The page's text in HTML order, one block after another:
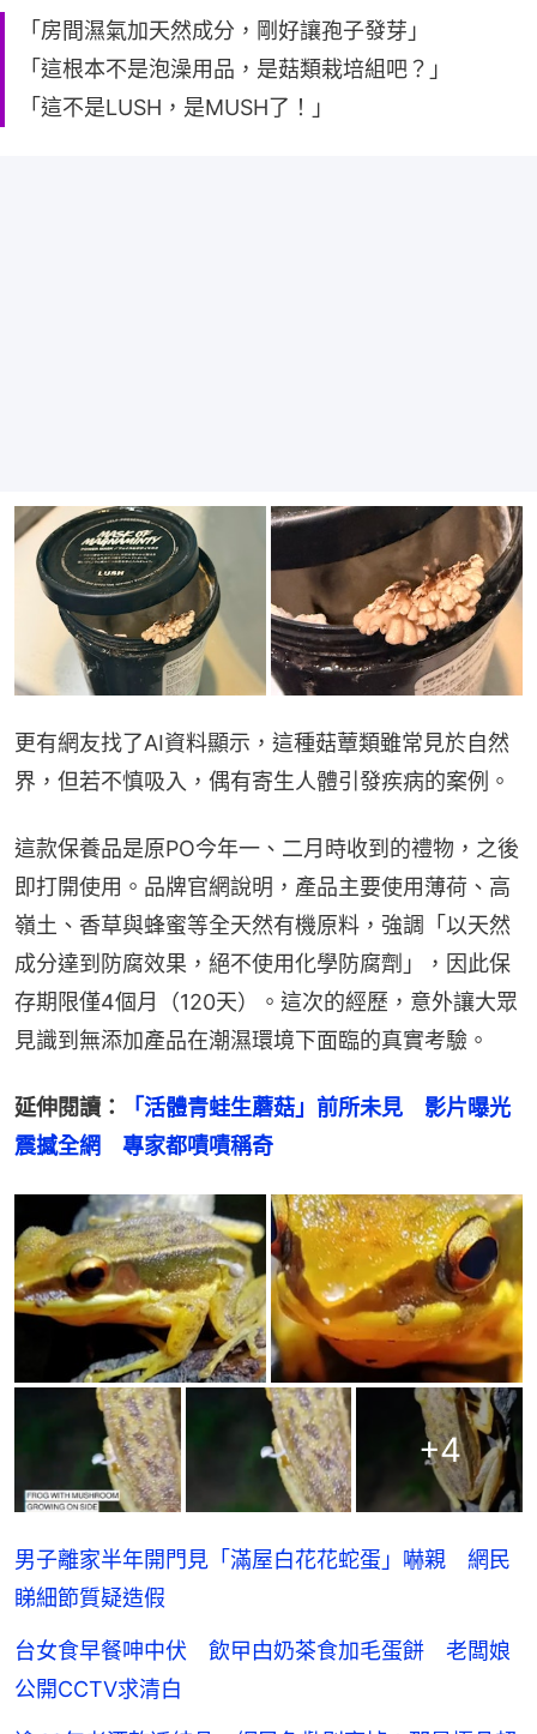
「房間濕氣加天然成分，剛好讓孢子發芽」
「這根本不是泡澡用品，是菇類栽培組吧？」
「這不是LUSH，是MUSH了！」
更有網友找了AI資料顯示，這種菇蕈類雖常見於自然
界，但若不慎吸入，偶有寄生人體引發疾病的案例。
這款保養品是原PO今年一、二月時收到的禮物，之後
即打開使用。品牌官網說明，產品主要使用薄荷、高
嶺土、香草與蜂蜜等全天然有機原料，強調「以天然
成分達到防腐效果，絕不使用化學防腐劑」，因此保
存期限僅4個月（120天）。這次的經歷，意外讓大眾
見識到無添加產品在潮濕環境下面臨的真實考驗。
延伸閱讀：
「活體青蛙生蘑菇」前所未見　影片曝光
震撼全網　專家都嘖嘖稱奇
+4
男子離家半年開門見「滿屋白花花蛇蛋」嚇親 網民
睇細節質疑造假
台女食早餐呻中伏 飲曱甴奶茶食加毛蛋餅 老闆娘
公開CCTV求清白